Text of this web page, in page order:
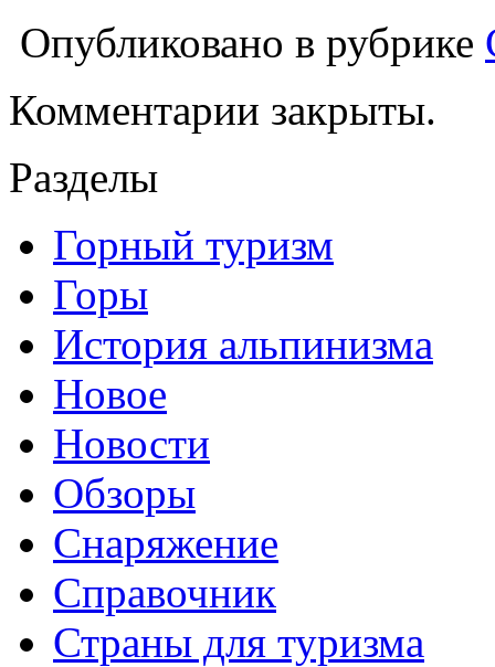
Опубликовано в рубрике
Комментарии закрыты.
Разделы
Горный туризм
Горы
История альпинизма
Новое
Новости
Обзоры
Снаряжение
Справочник
Страны для туризма